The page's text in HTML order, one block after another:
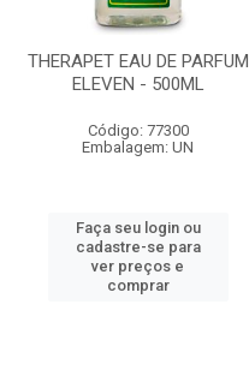
THERAPET EAU DE PARFUM
ELEVEN - 500ML
Código: 77300
Embalagem: UN
Faça seu login ou
cadastre-se para
ver preços e
comprar